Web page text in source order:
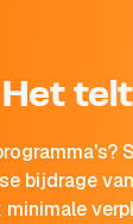
bijdrage